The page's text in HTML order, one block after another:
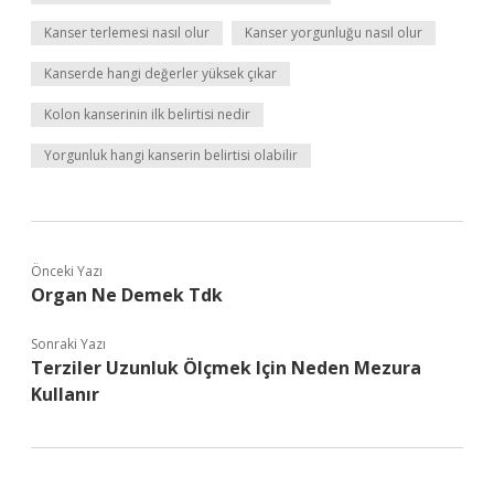
Kanser terlemesi nasıl olur Kanser yorgunluğu nasıl olur
Kanserde hangi değerler yüksek çıkar
Kolon kanserinin ilk belirtisi nedir
Yorgunluk hangi kanserin belirtisi olabilir
Önceki Yazı
Organ Ne Demek Tdk
Sonraki Yazı
Terziler Uzunluk Ölçmek Için Neden Mezura
Kullanır